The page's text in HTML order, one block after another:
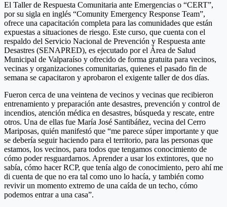
El Taller de Respuesta Comunitaria ante Emergencias o “CERT”,
por su sigla en inglés “Comunity Emergency Response Team”,
ofrece una capacitación completa para las comunidades que están
expuestas a situaciones de riesgo. Este curso, que cuenta con el
respaldo del Servicio Nacional de Prevención y Respuesta ante
Desastres (SENAPRED), es ejecutado por el Área de Salud
Municipal de Valparaíso y ofrecido de forma gratuita para vecinos,
vecinas y organizaciones comunitarias, quienes el pasado fin de
semana se capacitaron y aprobaron el exigente taller de dos días.
Fueron cerca de una veintena de vecinos y vecinas que recibieron
entrenamiento y preparación ante desastres, prevención y control de
incendios, atención médica en desastres, búsqueda y rescate, entre
otros. Una de ellas fue María José Santibáñez, vecina del Cerro
Mariposas, quién manifestó que “me parece súper importante y que
se debería seguir haciendo para el territorio, para las personas que
estamos, los vecinos, para todos que tengamos conocimiento de
cómo poder resguardarnos. Aprender a usar los extintores, que no
sabía, cómo hacer RCP, que tenía algo de conocimiento, pero ahí me
di cuenta de que no era tal como uno lo hacía, y también como
revivir un momento extremo de una caída de un techo, cómo
podemos entrar a una casa”.